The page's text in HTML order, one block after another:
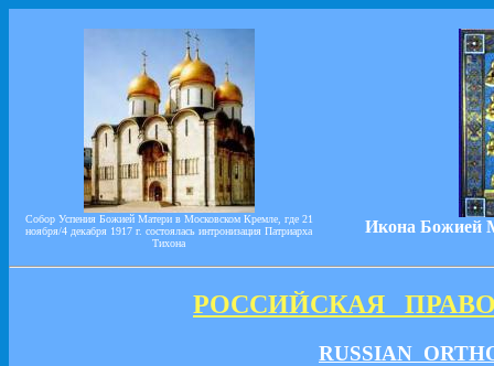
Собор Успения Божией Матери в Московском Кремле, где 21
ноября/4 декабря 1917 г. состоялась интронизация Патриарха
Тихона
Икона Божией
РОССИЙСКАЯ
RUSSIAN